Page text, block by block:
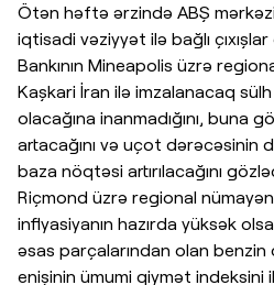
Ötən həftə ərzində ABŞ mərkəzi
iqtisadi vəziyyət ilə bağlı
Bankının Mineapolis üzrə
Kaşkari İran ilə imzalanacaq
olacağına inanmadığını, buna
artacağını və uçot dərəcəsinin
baza nöqtəsi artırılacağını
Riçmond üzrə regional
inflyasiyanın hazırda yüksək
əsas parçalarından olan benzin
enişinin ümumi qiymət indeksini